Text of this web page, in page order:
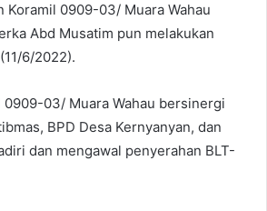
Koramil 0909-03/ Muara Wahau
Abd Musatim pun melakukan
6/2022).
0909-03/ Muara Wahau bersinergi
BPD Desa Kernyanyan, dan
dan mengawal penyerahan BLT-